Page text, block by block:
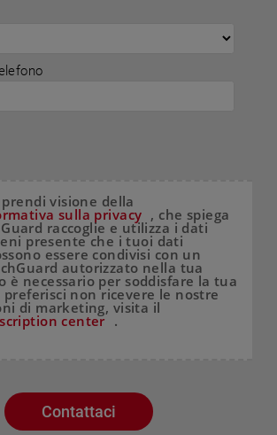
visione della
sulla privacy , che spiega
raccoglie e utilizza i dati
presente che i tuoi dati
essere condivisi con un
autorizzato nella tua
è necessario per soddisfare la tua
preferisci non ricevere le nostre
di marketing, visita il
center .
Contattaci